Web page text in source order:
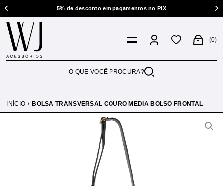
5% de desconto em pagamentos no PIX
0
INÍCIO BOLSA TRANSVERSAL COURO MEDIA BOLSO FRONTAL